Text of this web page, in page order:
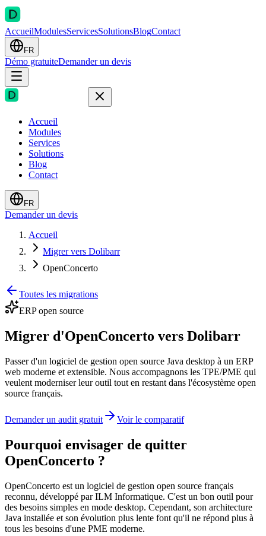
AccueilModulesServicesSolutionsBlogContact
FR
Démo gratuiteDemander un devis
Accueil
Modules
Services
Solutions
Blog
Contact
FR
Demander un devis
Accueil
Migrer vers Dolibarr
OpenConcerto
Toutes les migrations
ERP open source
Migrer d'OpenConcerto vers Dolibarr
Passer d'un logiciel de gestion open source Java desktop à un ERP
web moderne et extensible. Nous accompagnons les TPE/PME qui
veulent moderniser leur outil tout en restant dans l'écosystème open
source français.
Demander un audit gratuit Voir le comparatif
Pourquoi envisager de quitter
OpenConcerto ?
OpenConcerto est un logiciel de gestion open source français
reconnu, développé par ILM Informatique. C'est un bon outil pour
des besoins simples en mode desktop. Cependant, son architecture
Java installée et son évolution plus lente font qu'il ne répond plus à
tous les besoins d'une PME moderne.